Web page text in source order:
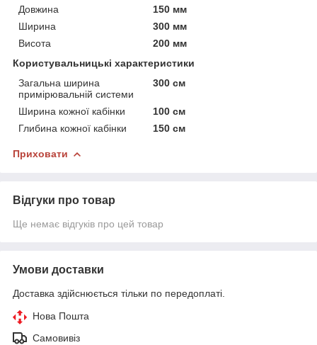
Довжина
150 мм
Ширина
300 мм
Висота
200 мм
Користувальницькі характеристики
Загальна ширина
примірювальній системи
300 см
Ширина кожної кабінки
100 см
Глибина кожної кабінки
150 см
Приховати
Відгуки про товар
Ще немає відгуків про цей товар
Умови доставки
Доставка здійснюється тільки по передоплаті.
Нова Пошта
Самовивіз